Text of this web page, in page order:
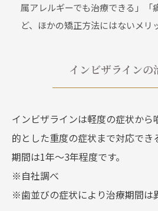
属アレルギーでも治療できる」「
ど、ほかの矯正方法にはないメリ
インビザラインの
インビザラインは軽度の症状から
的とした重度の症状まで対応でき
期間は1年～3年程度です。
※自社調べ
※歯並びの症状により治療期間は